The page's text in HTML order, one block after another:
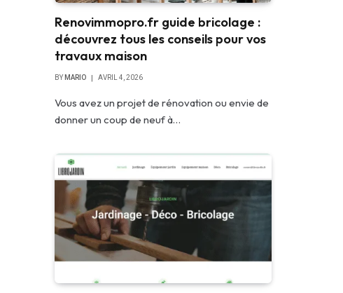
Renovimmopro.fr guide bricolage :
découvrez tous les conseils pour vos
travaux maison
BY MARIO AVRIL 4, 2026
Vous avez un projet de rénovation ou envie de
donner un coup de neuf à…